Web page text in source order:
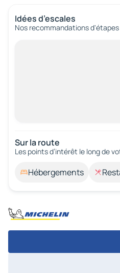
Idées d’escales
Nos recommandations
Sur la route
Les points d’intérêt le long de
Hébergements